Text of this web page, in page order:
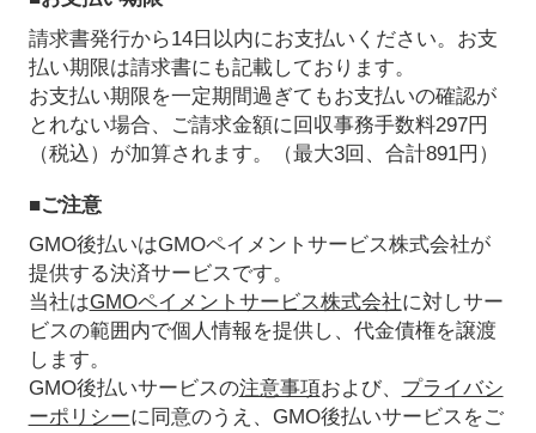
請求書発行から14日以内にお支払いください。お支
払い期限は請求書にも記載しております。
お支払い期限を一定期間過ぎてもお支払いの確認が
とれない場合、ご請求金額に回収事務手数料297円
（税込）が加算されます。（最大3回、合計891円）
■ご注意
GMO後払いはGMOペイメントサービス株式会社が
提供する決済サービスです。
当社はGMOペイメントサービス株式会社に対しサー
ビスの範囲内で個人情報を提供し、代金債権を譲渡
します。
GMO後払いサービスの注意事項および、 プライバシ
ーポリシーに同意のうえ、GMO後払いサービスをご